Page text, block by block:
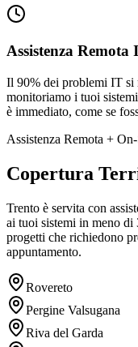
Assistenza Remota
Il 90% dei problemi IT si
monitoriamo i tuoi
è immediato, come se
Assistenza Remota +
Copertura
Trento è servita con
ai tuoi sistemi in meno
progetti che richiedono
appuntamento.
Rovereto
Pergine Valsugana
Riva del Garda